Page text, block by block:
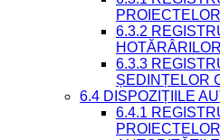
6.3.2
HOTĂRÂRILOR
6.3.3
ȘEDINȚELOR
6.4 DISPOZIȚIILE
6.4.1